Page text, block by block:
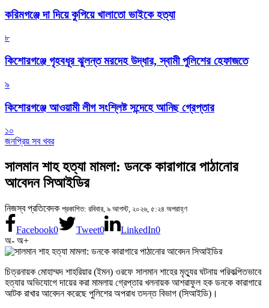
করিমগঞ্জে দা দিয়ে কুপিয়ে খালাতো ভাইকে হত্যা
৮
কিশোরগঞ্জে গৃহবধূর ঝুলন্ত মরদেহ উদ্ধার, স্বামী পুলিশের হেফাজতে
৯
কিশোরগঞ্জে আওয়ামী লীগ সংশ্লিষ্ট সন্দেহে আনিছ গ্রেপ্তার
১০
জনপ্রিয় সব খবর
সালমান শাহ হত্যা মামলা: ডনকে কারাগারে পাঠানোর
আবেদন সিআইডির
নিজস্ব প্রতিবেদক প্রকাশিত: রবিবার, ৯ আগস্ট, ২০২৬, ৫:২৪ অপরাহ্ণ
Facebook0 Tweet0 LinkedIn0
অ- অ+
চিত্রনায়ক মোহাম্মদ শাহরিয়ার (ইমন) ওরফে সালমান শাহের মৃত্যুর ঘটনায় পরিকল্পিতভাবে
হত্যার অভিযোগে দায়ের করা মামলায় গ্রেপ্তার খলনায়ক আশরাফুল হক ডনকে কারাগারে
আটক রাখার আবেদন করেছে পুলিশের অপরাধ তদন্ত বিভাগ (সিআইডি)।